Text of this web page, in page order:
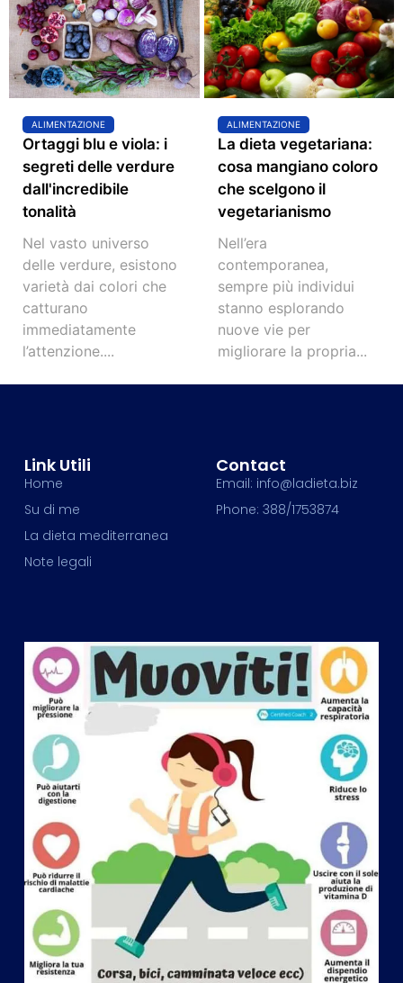
ALIMENTAZIONE
Ortaggi blu e viola: i
segreti delle verdure
dall'incredibile
tonalità
Nel vasto universo
delle verdure, esistono
varietà dai colori che
catturano
immediatamente
l’attenzione....
ALIMENTAZIONE
La dieta vegetariana:
cosa mangiano coloro
che scelgono il
vegetarianismo
Nell’era
contemporanea,
sempre più individui
stanno esplorando
nuove vie per
migliorare la propria...
Link Utili
Home
Su di me
La dieta mediterranea
Note legali
Contact
Email: info@ladieta.biz
Phone: 388/1753874